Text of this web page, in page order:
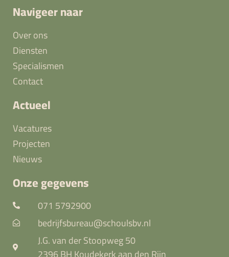
Navigeer naar
Over ons
Diensten
Specialismen
Contact
Actueel
Vacatures
Projecten
Nieuws
Onze gegevens
071 5792900
bedrijfsbureau@schoulsbv.nl
J.G. van der Stoopweg 50